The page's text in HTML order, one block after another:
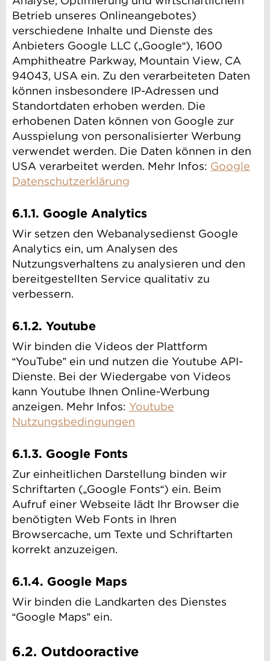
Betrieb unseres Onlineangebotes)
verschiedene Inhalte und Dienste des
Anbieters Google LLC („Google“), 1600
Amphitheatre Parkway, Mountain View, CA
94043, USA ein. Zu den verarbeiteten Daten
können insbesondere IP-Adressen und
Standortdaten erhoben werden. Die
erhobenen Daten können von Google zur
Ausspielung von personalisierter Werbung
verwendet werden. Die Daten können in den
USA verarbeitet werden. Mehr Infos: Google
Datenschutzerklärung
6.1.1. Google Analytics
Wir setzen den Webanalysedienst Google
Analytics ein, um Analysen des
Nutzungsverhaltens zu analysieren und den
bereitgestellten Service qualitativ zu
verbessern.
6.1.2. Youtube
Wir binden die Videos der Plattform
“YouTube” ein und nutzen die Youtube API-
Dienste. Bei der Wiedergabe von Videos
kann Youtube Ihnen Online-Werbung
anzeigen. Mehr Infos: Youtube
Nutzungsbedingungen
6.1.3. Google Fonts
Zur einheitlichen Darstellung binden wir
Schriftarten („Google Fonts“) ein. Beim
Aufruf einer Webseite lädt Ihr Browser die
benötigten Web Fonts in Ihren
Browsercache, um Texte und Schriftarten
korrekt anzuzeigen.
6.1.4. Google Maps
Wir binden die Landkarten des Dienstes
“Google Maps” ein.
6.2. Outdooractive